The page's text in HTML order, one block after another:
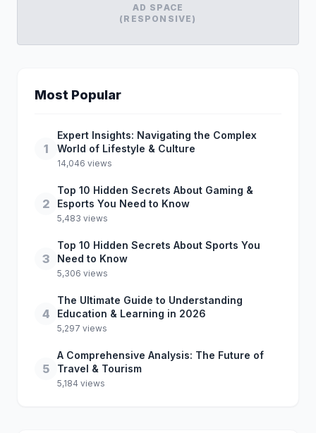
AD SPACE
(RESPONSIVE)
Most Popular
1
Expert Insights: Navigating the Complex
World of Lifestyle & Culture
14,046 views
2
Top 10 Hidden Secrets About Gaming &
Esports You Need to Know
5,483 views
3
Top 10 Hidden Secrets About Sports You
Need to Know
5,306 views
4
The Ultimate Guide to Understanding
Education & Learning in 2026
5,297 views
5
A Comprehensive Analysis: The Future of
Travel & Tourism
5,184 views